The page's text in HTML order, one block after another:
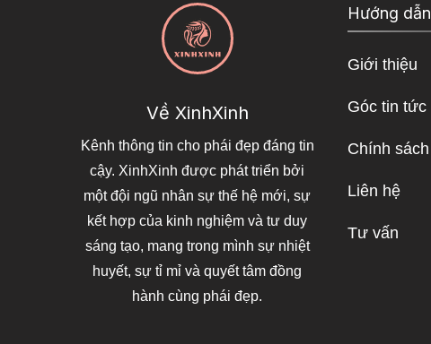
Về XinhXinh
Kênh thông tin cho phái đẹp đáng tin
cậy. XinhXinh được phát triển bởi
một đội ngũ nhân sự thế hệ mới, sự
kết hợp của kinh nghiệm và tư duy
sáng tạo, mang trong mình sự nhiệt
huyết, sự tỉ mỉ và quyết tâm đồng
hành cùng phái đẹp.
Hướng dẫn
Giới thiệu
Góc tin tức
Chính sách
Liên hệ
Tư vấn